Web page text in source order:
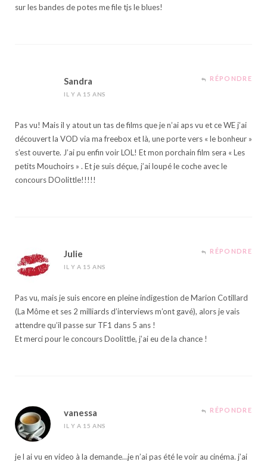
sur les bandes de potes me file tjs le blues!
Sandra
IL Y A 15 ANS
RÉPONDRE
Pas vu! Mais il y atout un tas de films que je n’ai aps vu et ce WE j’ai
découvert la VOD via ma freebox et là, une porte vers « le bonheur »
s’est ouverte. J’ai pu enfin voir LOL! Et mon porchain film sera « Les
petits Mouchoirs » . Et je suis déçue, j’ai loupé le coche avec le
concours DOolittle!!!!!
Julie
IL Y A 15 ANS
RÉPONDRE
Pas vu, mais je suis encore en pleine indigestion de Marion Cotillard
(La Môme et ses 2 milliards d’interviews m’ont gavé), alors je vais
attendre qu’il passe sur TF1 dans 5 ans !
Et merci pour le concours Doolittle, j’ai eu de la chance !
vanessa
IL Y A 15 ANS
RÉPONDRE
je l ai vu en video à la demande…je n’ai pas été le voir au cinéma. j’ai